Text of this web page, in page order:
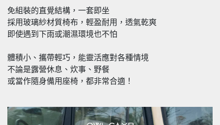
免組裝的直覺結構，一套即坐
採用玻璃紗材質椅布，輕盈耐用，透氣乾爽
即使遇到下雨或潮濕環境也不怕
體積小、攜帶輕巧，能靈活應對各種情境
不論是露營休息、炊事、野餐
或當作隨身備用座椅，都非常合適！